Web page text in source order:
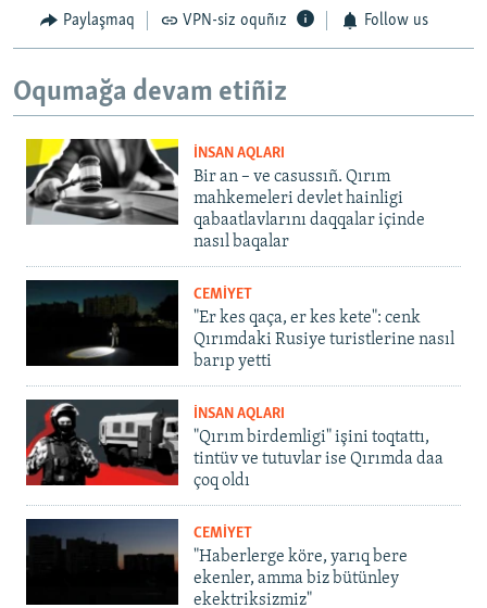
Paylaşmaq VPN-siz oquñız Follow us
Oqumağa devam etiñiz
İNSAN AQLARI
Bir an – ve casussıñ. Qırım
mahkemeleri devlet hainligi
qabaatlavlarını daqqalar içinde
nasıl baqalar
CEMİYET
"Er kes qaça, er kes kete": cenk
Qırımdaki Rusiye turistlerine nasıl
barıp yetti
İNSAN AQLARI
"Qırım birdemligi" işini toqtattı,
tintüv ve tutuvlar ise Qırımda daa
çoq oldı
CEMİYET
"Haberlerge köre, yarıq bere
ekenler, amma biz bütünley
ekektriksizmiz"